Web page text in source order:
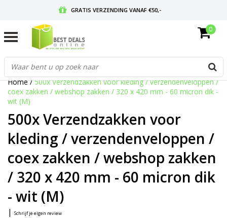
GRATIS VERZENDING VANAF €50,-
GRATIS RETOURNEREN EN 30 DAGEN BEDENKTIJD
0
Home/500x Verzendzakken voor kleding / verzendenveloppen /
coex zakken / webshop zakken / 320 x 420 mm - 60 micron dik -
wit (M)
500x Verzendzakken voor
kleding / verzendenveloppen /
coex zakken / webshop zakken
/ 320 x 420 mm - 60 micron dik
- wit (M)
| Schrijf je eigen review